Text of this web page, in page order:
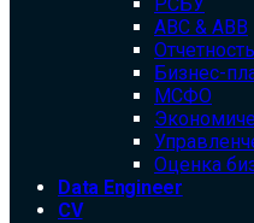
ABC & ABB
Отчетность
Бизнес-
МСФО
Оценка
Data Engineer
CV